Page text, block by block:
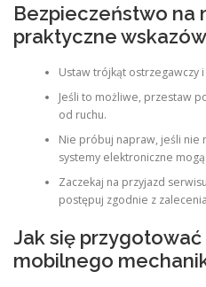
Bezpieczeństwo na
praktyczne
Ustaw trójkąt ostrzegawczy
Jeśli to możliwe, przestaw
od ruchu.
Nie próbuj napraw, jeśli
systemy elektroniczne
Zaczekaj na przyjazd
postępuj zgodnie z
Jak się
mobilnego